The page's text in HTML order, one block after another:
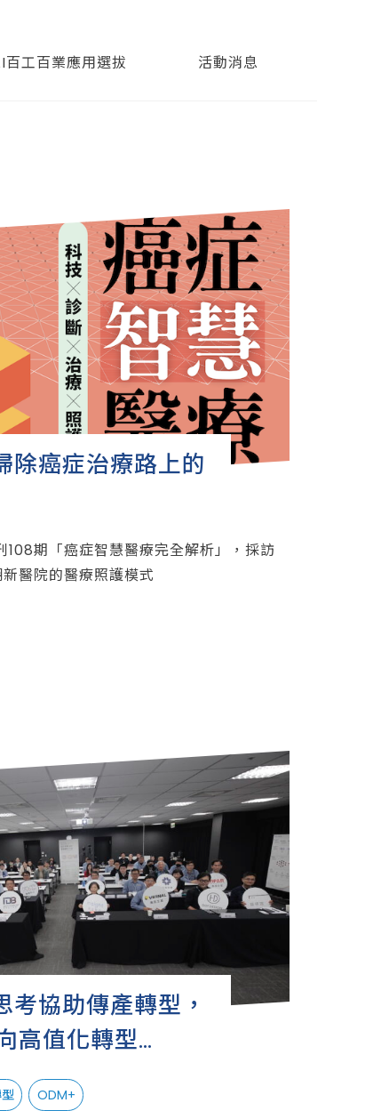
工百業應用選拔 活動消息
除癌症治療路上的
108期「癌症智慧醫療完全解析」，採訪
醫院的醫療照護模式
考協助傳產轉型，
高值化轉型
ODM+